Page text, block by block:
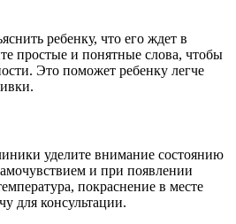
ребенку, что его ждет в
простые и понятные слова, чтобы
Это поможет ребенку легче
уделите внимание состоянию
и при появлении
покраснение в месте
для консультации.